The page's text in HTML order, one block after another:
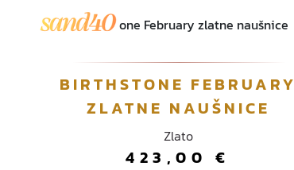
BIRTHSTONE FEBRUARY
ZLATNE NAUŠNICE
Zlato
423,00€